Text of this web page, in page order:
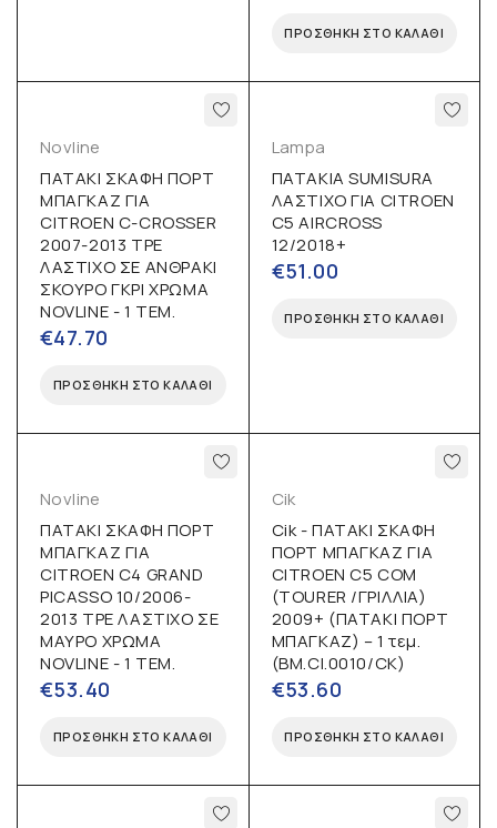
ΠΡΟΣΘΉΚΗ ΣΤΟ ΚΑΛΆΘΙ
Novline
ΠΑΤΑΚΙ ΣΚΑΦΗ ΠΟΡΤ
ΜΠΑΓΚΑΖ ΓΙΑ
CITROEN C-CROSSER
2007-2013 TPE
ΛΑΣΤΙΧΟ ΣΕ ΑΝΘΡΑΚΙ
ΣΚΟΥΡΟ ΓΚΡΙ ΧΡΩΜΑ
NOVLINE - 1 ΤΕΜ.
€47.70
ΠΡΟΣΘΉΚΗ ΣΤΟ ΚΑΛΆΘΙ
Lampa
ΠΑΤΑΚΙΑ SUMISURA
ΛΑΣΤΙΧΟ ΓΙΑ CITROEN
C5 AIRCROSS
12/2018+
€51.00
ΠΡΟΣΘΉΚΗ ΣΤΟ ΚΑΛΆΘΙ
Novline
ΠΑΤΑΚΙ ΣΚΑΦΗ ΠΟΡΤ
ΜΠΑΓΚΑΖ ΓΙΑ
CITROEN C4 GRAND
PICASSO 10/2006-
2013 TPE ΛΑΣΤΙΧΟ ΣΕ
ΜΑΥΡΟ ΧΡΩΜΑ
NOVLINE - 1 ΤΕΜ.
€53.40
ΠΡΟΣΘΉΚΗ ΣΤΟ ΚΑΛΆΘΙ
Cik
Cik - ΠΑΤΑΚΙ ΣΚΑΦΗ
ΠΟΡΤ ΜΠΑΓΚΑΖ ΓΙΑ
CITROEN C5 COM
(TOURER /ΓΡΙΛΛΙΑ)
2009+ (ΠΑΤΑΚΙ ΠΟΡΤ
ΜΠΑΓΚΑΖ) – 1 τεμ.
(BM.CI.0010/CK)
€53.60
ΠΡΟΣΘΉΚΗ ΣΤΟ ΚΑΛΆΘΙ